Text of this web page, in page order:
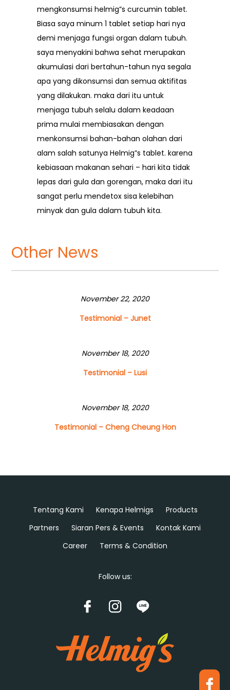
Testimonials
mengkonsumsi helmig”s curcumin tablet.
Biasa saya minum 1 tablet setiap hari nya
demi menjaga fungsi organ dalam tubuh.
saya menyakini bahwa sehat merupakan
akumulasi dari bertahun-tahun nya segala
apa yang dikonsumsi dan semua aktifitas
yang dilakukan. maka dari itu untuk
menjaga tubuh selalu dalam keadaan
prima mulai membiasakan dengan
menkonsumsi bahan-bahan olahan dari
alam salah satunya Helmig”s tablet. karena
kebiasaan makanan sehari – hari kita tidak
lepas dari gula dan gorengan, maka dari itu
sangat perlu mendetox sisa kelebihan
minyak dan gula dalam tubuh kita.
Other News
November 22, 2020
Testimonial – Junet
November 18, 2020
Testimonial – Lusi
November 18, 2020
Testimonial – Cheng Cheung Hon
Tentang Kami Kenapa Helmigs
Products
Partners
Siaran Pers & Events
Kontak Kami
Career
Terms & Condition
Follow us: